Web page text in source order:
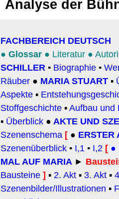
Analyse der
FACHBEREICH DEUTSCH
● Glossar ● Literatur ●
SCHILLER ▪ Biographie ▪
Räuber ● MARIA STUART ▪
Aspekte ▪
Stoffgeschichte ▪Aufbau und
▪ Überblick ● AKTE UND
Szenenschema [ ● ERSTER
Szenenüberblick ▪ I,1 ▪ I,2 [ ●
MAL AUF MARIA ►
Bausteine ] ▪ 2. Akt ▪ 3. Akt ▪
Szenenbilder/Illustrationen ▪